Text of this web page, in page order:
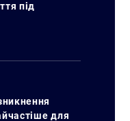
під
для